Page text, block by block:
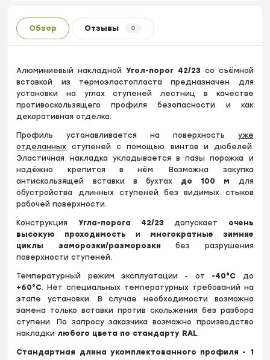
Обзор Отзывы 0
Алюминиевый накладнойУгол-порог 42/23 со съёмной
вставкой из термоэластопласта предназначен для
установки на углах ступеней лестниц в качестве
противоскользящего профиля безопасности и как
декоративная отделка.
Профиль устанавливается на поверхность уже
отделанных ступеней с помощью винтов и дюбелей.
Эластичная накладка укладывается в пазы порожка и
надёжно крепится в нём. Возможна закупка
антискользящей вставки в бухтах до 100 м для
обустройства длинных ступеней без видимых стыков
рабочей поверхности.
Конструкция Угла-порога 42/23допускает
очень
высокую проходимость и многократные зимние
циклы заморозки/разморозки без разрушения
поверхности ступеней.
Температурный режим эксплуатации - от -40°С до
+60°С. Нет специальных температурных требований на
этапе установки. В случае необходимости возможна
замена только вставки против скольжения без разбора
ступени. По запросу заказчика возможно производство
накладки любого цвета по стандарту RAL.
Стандартная длина укомплектованного профиля - 1